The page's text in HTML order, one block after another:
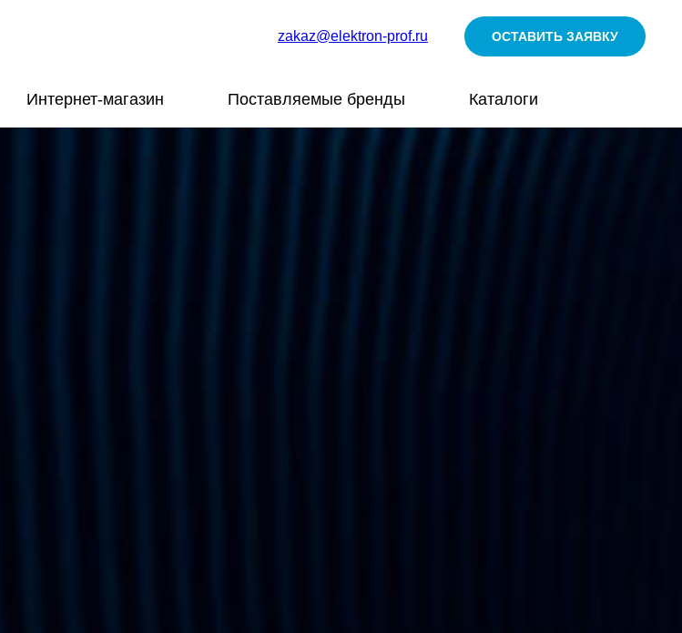
zakaz@elektron-prof.ru ОСТАВИТЬ ЗАЯВКУ
Интернет-магазин Поставляемые бренды Каталоги